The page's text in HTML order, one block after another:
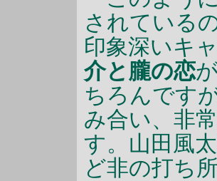
されている
印象深いキ
介と朧の恋
ちろんです
み合い、非
す。山田風
ど非の打ち